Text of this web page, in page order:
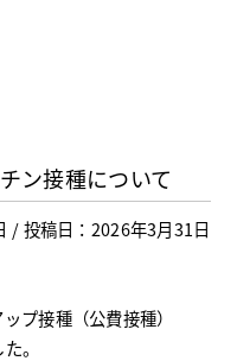
ン接種について
/ 投稿日：2026年3月31日
プ接種（公費接種）
。